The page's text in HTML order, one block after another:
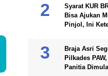
Syarat KUR
Bisa Ajukan
Pinjol, Ini
Braja Asri
Pilkades
Panitia